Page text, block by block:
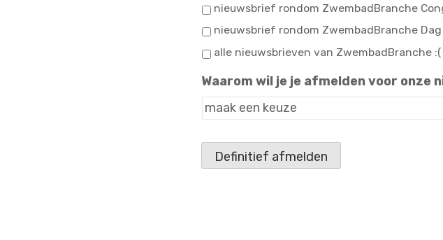
nieuwsbrief rondom ZwembadBranche
nieuwsbrief rondom ZwembadBranche Dag
alle nieuwsbrieven van ZwembadBranche :(
Waarom wil je je afmelden voor onze